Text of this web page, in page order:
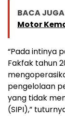
BACA
Motor
“Pada intinya
Fakfak tahun
pengelolaan
yang tidak
(SIPI),”